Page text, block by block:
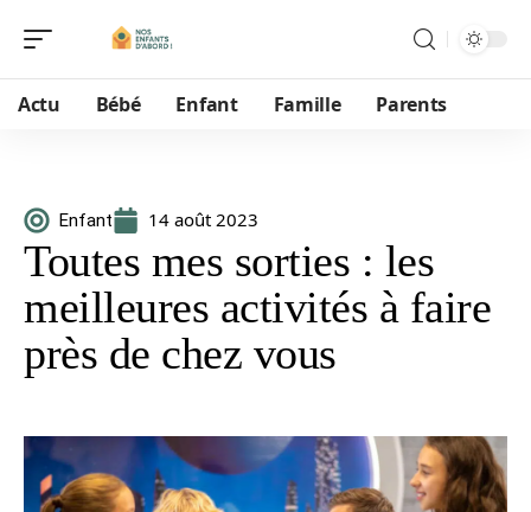
Actu Bébé Enfant Famille Parents
Enfant 14 août 2023
Toutes mes sorties : les
meilleures activités à faire
près de chez vous